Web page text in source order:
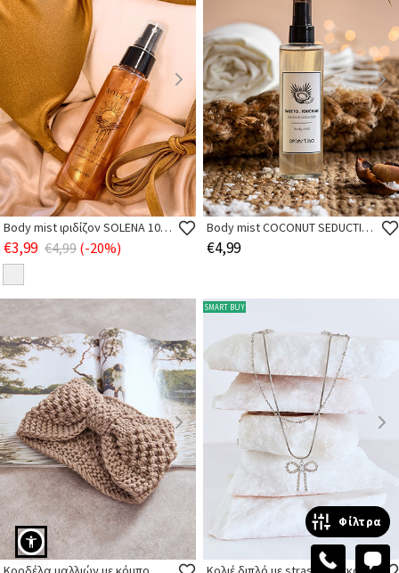
Φίλτρα
Body mist ιριδίζον SOLENA 100ml
€3,99 €4,99 (-20%)
Body mist COCONUT SEDUCTION 200ml
€4,99
SMART BUY